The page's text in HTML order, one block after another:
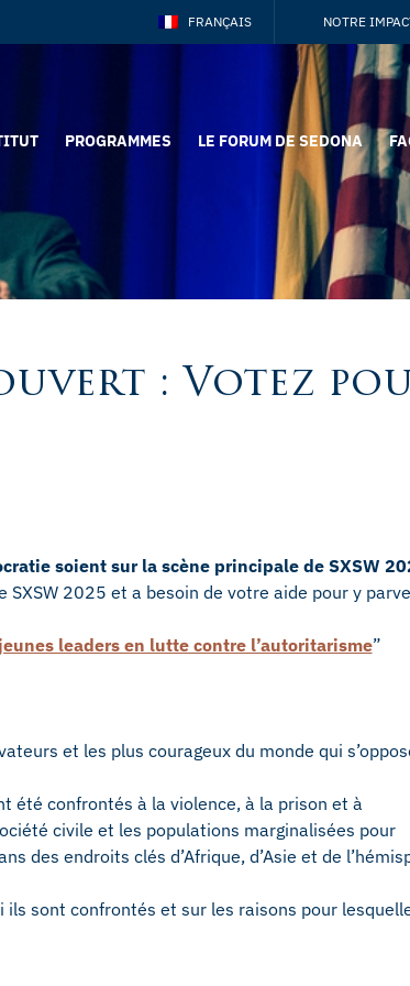
FRANÇAIS NOTRE
PROGRAMMES LE FORUM DE SEDONA
ouvert : Votez
soient sur la scène principale de SXSW
2025 et a besoin de votre aide pour y
leaders en lutte contre l’autoritarisme”
et les plus courageux du monde qui
été confrontés à la violence, à la prison et à
civile et les populations marginalisées pour
des endroits clés d’Afrique, d’Asie et de
sont confrontés et sur les raisons pour